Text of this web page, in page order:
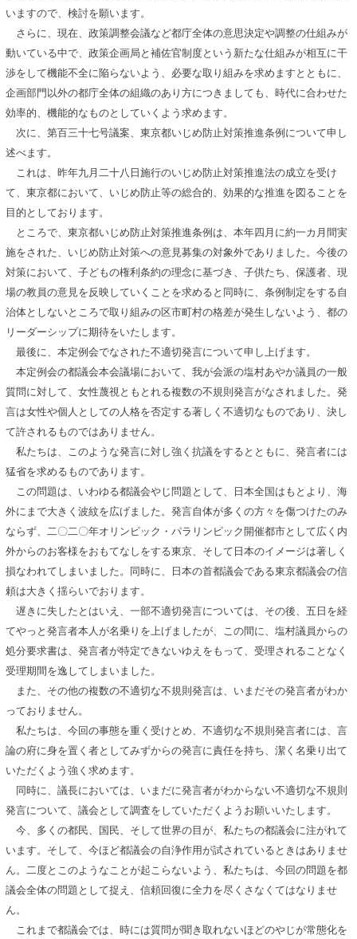
いますので、検討を願います。
さらに、現在、政策調整会議など都庁全体の意思決定や調整の仕組みが
動いている中で、政策企画局と補佐官制度という新たな仕組みが相互に干
渉をして機能不全に陥らないよう、必要な取り組みを求めますとともに、
企画部門以外の都庁全体の組織のあり方につきましても、時代に合わせた
効率的、機能的なものとしていくよう求めます。
次に、第百三十七号議案、東京都いじめ防止対策推進条例について申し
述べます。
これは、昨年九月二十八日施行のいじめ防止対策推進法の成立を受け
て、東京都において、いじめ防止等の総合的、効果的な推進を図ることを
目的としております。
ところで、東京都いじめ防止対策推進条例は、本年四月に約一カ月間実
施をされた、いじめ防止対策への意見募集の対象外でありました。今後の
対策において、子どもの権利条約の理念に基づき、子供たち、保護者、現
場の教員の意見を反映していくことを求めると同時に、条例制定をする自
治体としないところで取り組みの区市町村の格差が発生しないよう、都の
リーダーシップに期待をいたします。
最後に、本定例会でなされた不適切発言について申し上げます。
本定例会の都議会本会議場において、我が会派の塩村あやか議員の一般
質問に対して、女性蔑視ともとれる複数の不規則発言がなされました。発
言は女性や個人としての人格を否定する著しく不適切なものであり、決し
て許されるものではありません。
私たちは、このような発言に対し強く抗議をするとともに、発言者には
猛省を求めるものであります。
この問題は、いわゆる都議会やじ問題として、日本全国はもとより、海
外にまで大きく波紋を広げました。発言自体が多くの方々を傷つけたのみ
ならず、二〇二〇年オリンピック・パラリンピック開催都市として広く内
外からのお客様をおもてなしをする東京、そして日本のイメージは著しく
損なわれてしまいました。同時に、日本の首都議会である東京都議会の信
頼は大きく揺らいでおります。
遅きに失したとはいえ、一部不適切発言については、その後、五日を経
てやっと発言者本人が名乗りを上げましたが、この間に、塩村議員からの
処分要求書は、発言者が特定できないゆえをもって、受理されることなく
受理期間を逸してしまいました。
また、その他の複数の不適切な不規則発言は、いまだその発言者がわか
っておりません。
私たちは、今回の事態を重く受けとめ、不適切な不規則発言者には、言
論の府に身を置く者としてみずからの発言に責任を持ち、潔く名乗り出て
いただくよう強く求めます。
同時に、議長においては、いまだに発言者がわからない不適切な不規則
発言について、議会として調査をしていただくようお願いいたします。
今、多くの都民、国民、そして世界の目が、私たちの都議会に注がれて
います。そして、今ほど都議会の自浄作用が試されているときはありませ
ん。二度とこのようなことが起こらないよう、私たちは、今回の問題を都
議会全体の問題として捉え、信頼回復に全力を尽くさなくてはなりませ
ん。
これまで都議会では、時には質問が聞き取れないほどのやじが常態化を